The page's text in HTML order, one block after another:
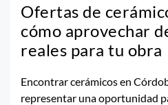
Ofertas de
cómo aprovechar
reales para tu obra
Encontrar cerámicos en
representar una oportunidad